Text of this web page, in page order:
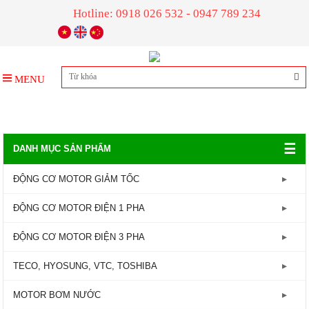
Hotline: 0918 026 532 - 0947 789 234
MENU
DANH MỤC SẢN PHẨM ☰
ĐỘNG CƠ MOTOR GIẢM TỐC
GIẢM TỐC TRỤC LIỀN
GIẢM TỐC ĐẦU TRÒN
GIẢM TỐC ĐẦU VUÔNG
GIẢM TỐC CỐT ÂM
ĐỘNG CƠ MOTOR ĐIỆN 1 PHA
Động Cơ Motor Điện 1 Pha - 1450RPM
Động Cơ Motor Điện 1 Pha - 2800RPM
ĐỘNG CƠ MOTOR ĐIỆN 3 PHA
Động Cơ Motor Điện 3 Pha - 960RPM
Động Cơ Motor Điện 3 Pha - 1450RPM
TECO, HYOSUNG, VTC, TOSHIBA
MOTOR TECO
MOTOR BƠM NƯỚC